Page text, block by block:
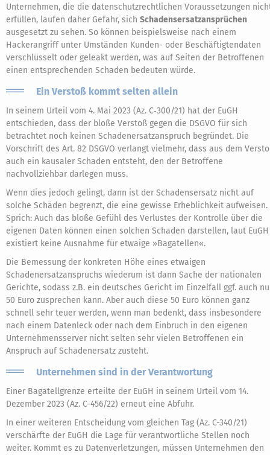
Unternehmen, die die datenschutzrechtlichen Voraussetzungen
erfüllen, laufen daher Gefahr, sich Schadensersatzansprüchen
ausgesetzt zu sehen. So können beispielsweise nach einem
Hackerangriff unter Umständen Kunden- oder Beschäftigtendaten
verschlüsselt oder geleakt werden, was auf Seiten der Betroffenen
einen entsprechenden Schaden bedeuten würde.
Ein Verstoß kommt selten allein
In seinem Urteil vom 4. Mai 2023 (Az. C‑300/21) hat der EuGH
entschieden, dass der bloße Verstoß gegen die DSGVO für sich
betrachtet noch keinen Schadenersatzanspruch begründet. Die
Vorschrift des Art. 82 DSGVO verlangt vielmehr, dass aus dem
auch ein kausaler Schaden entsteht, den der Betroffene
nachvollziehbar darlegen muss.
Wenn dies jedoch gelingt, dann ist der Schadensersatz nicht auf
solche Schäden begrenzt, die eine gewisse Erheblichkeit aufweisen.
Sprich: Auch das bloße Gefühl des Verlustes der Kontrolle über die
eigenen Daten können einen solchen Schaden darstellen, laut EuGH
existiert keine Ausnahme für etwaige »Bagatellen«.
Die Bemessung der konkreten Höhe eines etwaigen
Schadenersatzanspruchs wiederum ist dann Sache der nationalen
Gerichte, sodass z.B. ein deutsches Gericht im Einzelfall ggf. auch
50 Euro zusprechen kann. Aber auch diese 50 Euro können ganz
schnell sehr teuer werden, wenn man bedenkt, dass insbesondere
nach einem Datenleck oder nach dem Einbruch in den eigenen
Unternehmensserver nicht selten sehr vielen Betroffenen ein
Anspruch auf Schadenersatz zusteht.
Unternehmen sind in der Verantwortung
Einer Bagatellgrenze erteilte der EuGH in seinem Urteil vom 14.
Dezember 2023 (Az. C-456/22) erneut eine Abfuhr.
In einer weiteren Entscheidung vom gleichen Tag (Az. C-340/21)
verschärfte der EuGH die Lage für verantwortliche Stellen noch
weiter. Kommt es zu Datenverletzungen, müssen Unternehmen den